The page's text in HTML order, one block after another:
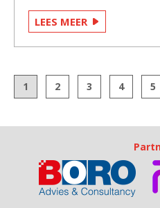
LEES MEER
1 2 3 4 5